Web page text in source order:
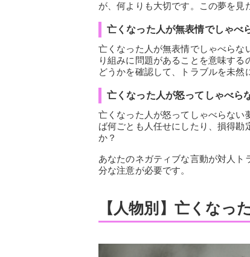
が、何よりも大切です。この夢を見
亡くなった人が無表情でしゃべ
亡くなった人が無表情でしゃべらな
り組みに問題があることを意味す
どうかを確認して、トラブルを未然
亡くなった人が怒ってしゃべら
亡くなった人が怒ってしゃべらない
ば何ごとも人任せにしたり、損得
か？
あなたのネガティブな言動が対人
分な注意が必要です。
【人物別】亡くなっ